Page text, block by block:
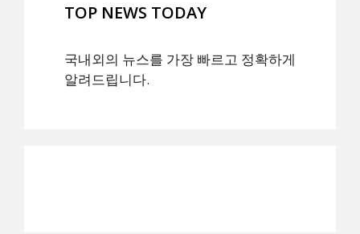
TOP NEWS TODAY
국내외의 뉴스를 가장 빠르고 정확하게
알려드립니다.